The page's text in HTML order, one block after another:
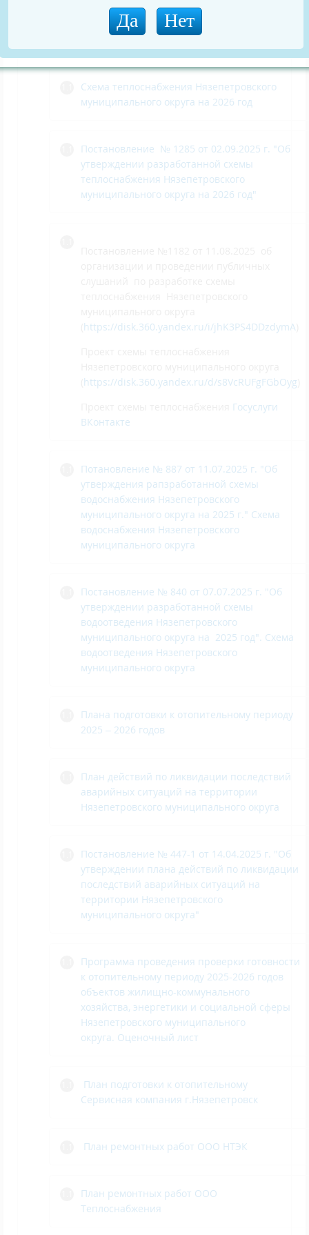
31.03.2021 N 151 (ред. от 12.05.2025) "О
типовых формах документов, используемых
контрольным (надзорным) органом"
Схема теплоснабжения Нязепетровского
муниципального округа на 2026 год
Постановление № 1285 от 02.09.2025 г. "Об
утверждении разработанной схемы
теплоснабжения Нязепетровского
муниципального округа на 2026 год"
https://disk.360.yandex.ru/i/jhK3PS4DDzdymA
https://disk.360.yandex.ru/d/s8VcRUFgFGbOyg
Госуслуги
ВКонтакте
Потановление № 887 от 11.07.2025 г. "Об
утверждения рапзработанной схемы
водоснабжения Нязепетровского
муниципального округа на 2025 г." Схема
водоснабжения Нязепетровского
муниципального округа
Постановление № 840 от 07.07.2025 г. "Об
утверждении разработанной схемы
водоотведения Нязепетровского
муниципального округа на 2025 год". Схема
водоотведения Нязепетровского
муниципального округа
Плана подготовки к отопительному периоду
2025 – 2026 годов
План действий по ликвидации последствий
аварийных ситуаций на территории
Нязепетровского муниципального округа
Постановление № 447-1 от 14.04.2025 г. "Об
утверждении плана действий по ликвидации
последствий аварийных ситуаций на
территории Нязепетровского
муниципального округа"
Программа проведения проверки готовности
к отопительному периоду 2025-2026 годов
объектов жилищно-коммунального
хозяйства, энергетики и социальной сферы
Нязепетровского муниципального
округа. Оценочный лист
План подготовки к отопительному
Сервисная компания г.Нязепетровск
План ремонтных работ ООО НТЭК
План ремонтных работ ООО
Теплоснабжения